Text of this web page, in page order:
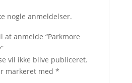
nogle anmeldelser.
anmelde “Parkmore
vil ikke blive publiceret.
markeret med *